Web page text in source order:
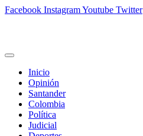
Facebook InstagramYoutube Twitter
Inicio
Opinión
Santander
Colombia
Política
Judicial